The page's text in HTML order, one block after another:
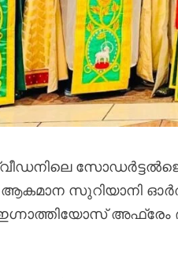
ആകമാന സുറിയാനി
അഫ്രേം